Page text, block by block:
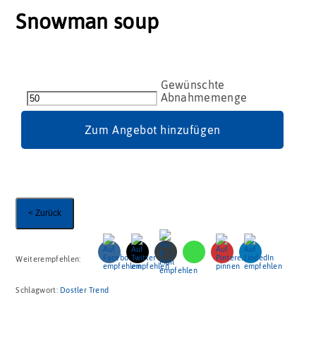
Snowman soup
soup
Menge
Zum Angebot hinzufügen
< Zurück
Weiterempfehlen:
Schlagwort: Dostler Trend